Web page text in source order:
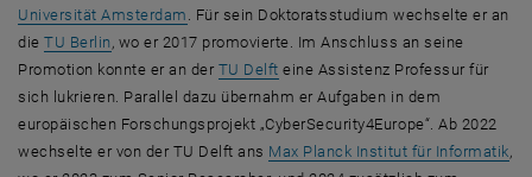
Universität Amsterdam , öffnet eine externe URL in einem neuen
. Für sein Doktoratsstudium wechselte er an
dieTU Berlin , öffnet eine externe URL in einem neuen Fenster
, wo er 2017 promovierte. Im Anschluss an seine
Promotion konnte er an der TU Delft, öffnet eine externe URL in einem
eine Assistenz Professur für
sich lukrieren. Parallel dazu übernahm er Aufgaben in dem
europäischen Forschungsprojekt „CyberSecurity4Europe“. Ab 2022
wechselte er von der TU Delft ans Max Planck Institut für Informatik,